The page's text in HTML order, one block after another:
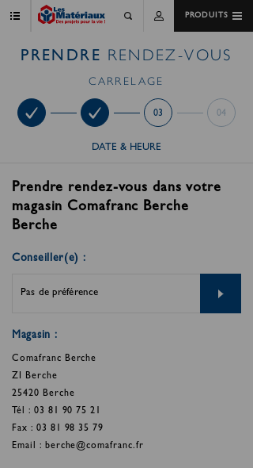
PRODUITS
PRENDRE RENDEZ-VOUS
CARRELAGE
01 02 03
DATE & HEURE
04
Prendre rendez-vous dans votre
magasin Comafranc Berche
Berche
Conseiller(e) :
Pas de préférence
Magasin :
Comafranc Berche
ZI Berche
25420 Berche
Tél : 03 81 90 75 21
Fax : 03 81 98 35 79
Email : berche@comafranc.fr